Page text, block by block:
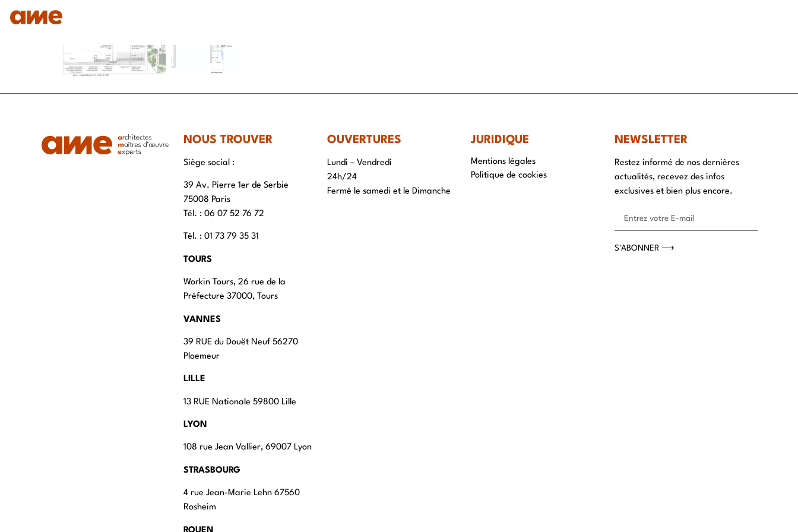
NOUS TROUVER
Siège social :
39 Av. Pierre 1er de Serbie
75008 Paris
Tél. : ‭06 07 52 76 72
Tél. : 01 73 79 35 31
TOURS
Workin Tours, 26 rue de la
Préfecture 37000, Tours
VANNES
39 RUE du Douët Neuf 56270
Ploemeur
LILLE
13 RUE Nationale 59800 Lille
LYON
108 rue Jean Vallier, 69007 Lyon
STRASBOURG
4 rue Jean-Marie Lehn 67560
Rosheim
OUVERTURES
Lundi – Vendredi
24h/24
Fermé le samedi et le Dimanche
JURIDIQUE
Mentions légales
Politique de cookies
NEWSLETTER
Restez informé de nos dernières
actualités, recevez des infos
exclusives et bien plus encore.
S'ABONNER ⟶